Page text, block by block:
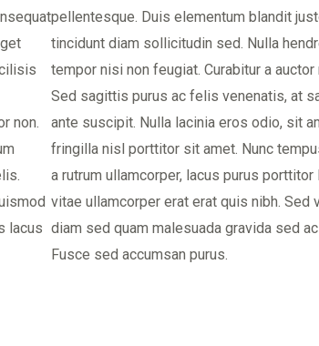
non.
lacus
pellentesque. Duis elementum blandit
tincidunt diam sollicitudin sed. Nulla
tempor nisi non feugiat. Curabitur a auctor
Sed sagittis purus ac felis venenatis, at
ante suscipit. Nulla lacinia eros odio, sit
fringilla nisl porttitor sit amet. Nunc
a rutrum ullamcorper, lacus purus porttitor
vitae ullamcorper erat erat quis nibh. Sed
diam sed quam malesuada gravida sed ac
Fusce sed accumsan purus.